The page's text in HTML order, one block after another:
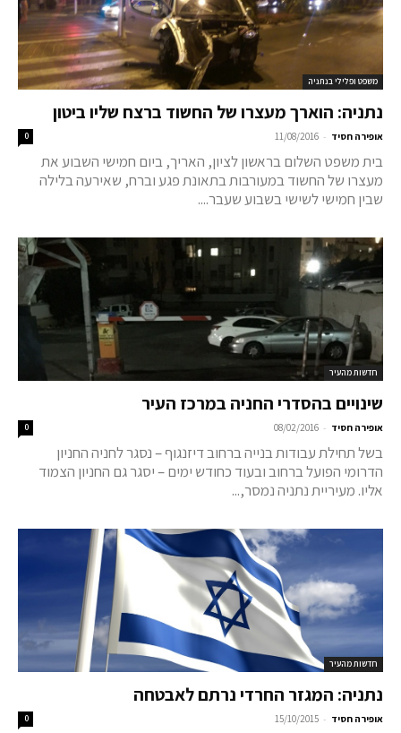
משפט ופלילי בנתניה
נתניה: הוארך מעצרו של החשוד ברצח שליו ביטון
אופירה חסיד -
11/08/2016
0
בית משפט השלום בראשון לציון, האריך, ביום חמישי השבוע את
מעצרו של החשוד במעורבות בתאונת פגע וברח, שאירעה בלילה
שבין חמישי לשישי בשבוע שעבר....
חדשות מהעיר
שינויים בהסדרי החניה במרכז העיר
אופירה חסיד -
08/02/2016
0
בשל תחילת עבודות בנייה ברחוב דיזנגוף – נסגר לחניה החניון
הדרומי הפועל ברחוב ובעוד כחודש ימים – יסגר גם החניון הצמוד
אליו. מעיריית נתניה נמסר,...
חדשות מהעיר
נתניה: המגזר החרדי נרתם לאבטחה
אופירה חסיד -
15/10/2015
0